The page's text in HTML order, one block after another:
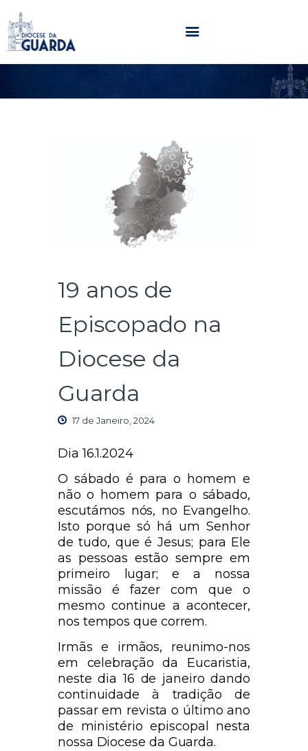
HOME
AGENDA
MULTIMÉDIA
SENTIR COM A IGREJA
19 anos de
Episcopado na
Diocese da
Guarda
17 de Janeiro, 2024
Dia 16.1.2024
O sábado é para o homem e
não o homem para o sábado,
escutámos nós, no Evangelho.
Isto porque só há um Senhor
de tudo, que é Jesus; para Ele
as pessoas estão sempre em
primeiro lugar; e a nossa
missão é fazer com que o
mesmo continue a acontecer,
nos tempos que correm.
Irmãs e irmãos, reunimo-nos
em celebração da Eucaristia,
neste dia 16 de janeiro dando
continuidade à tradição de
passar em revista o último ano
de ministério episcopal nesta
nossa Diocese da Guarda.